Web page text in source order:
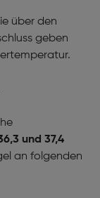
über den
geben
und 37,4
an folgenden